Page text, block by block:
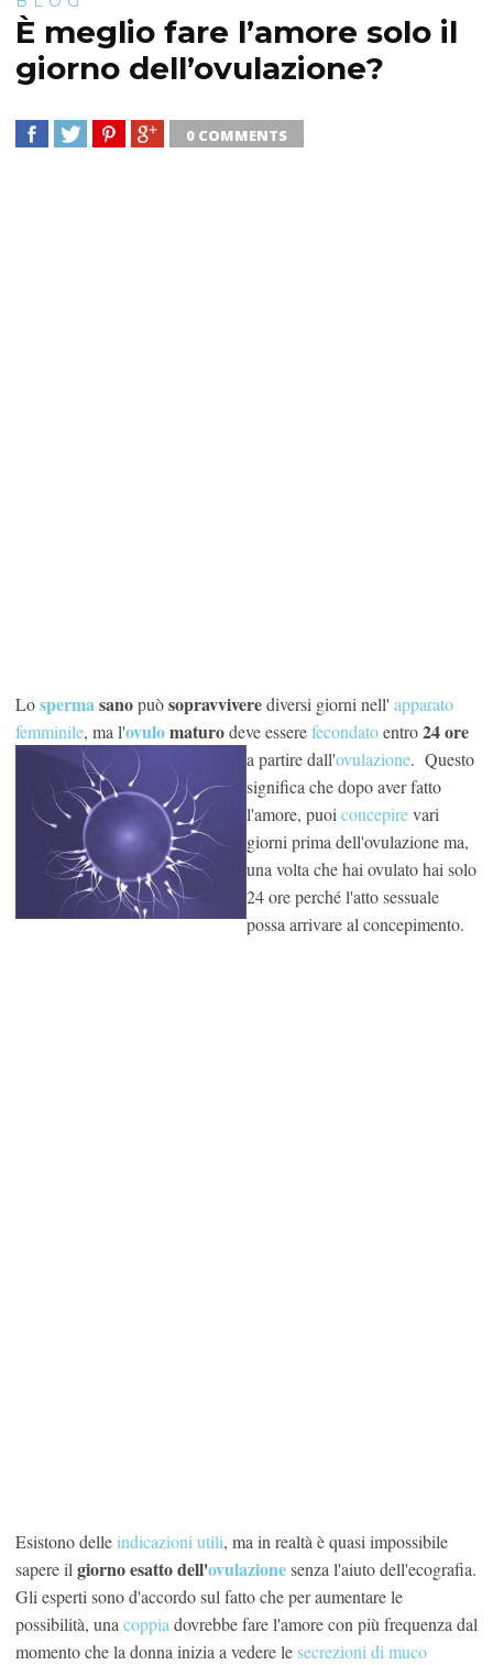
È meglio fare l’amore solo il
giorno dell’ovulazione?
0 COMMENTS
Lospermasanopuòsopravviverediversi giorni nell' apparato
femminile, ma l'ovulomaturodeve esserefecondatoentro24 ore
a partiredall'ovulazione. Questo
significa che dopo aver fatto
l'amore, puoiconcepirevari
giorni prima dell'ovulazione ma,
una volta che hai ovulato hai solo
24 ore perché l'atto sessuale
possa arrivare al concepimento.
Esistono delleindicazioni utili, ma in realtà è quasi impossibile
sapere ilgiorno esatto dell'ovulazionesenza l'aiuto dell'ecografia.
Gli esperti sono d'accordo sul fatto che per aumentare le
possibilità, unacoppiadovrebbe fare l'amore con più frequenza dal
momento che la donna inizia a vedere lesecrezioni di muco